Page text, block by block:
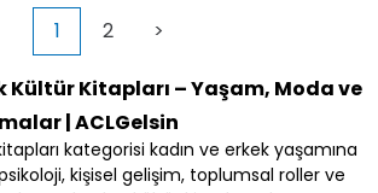
1 2 >
Kültür Kitapları – Yaşam, Moda ve
| ACLGelsin
kategorisi kadın ve erkek yaşamına
kişisel gelişim, toplumsal roller ve